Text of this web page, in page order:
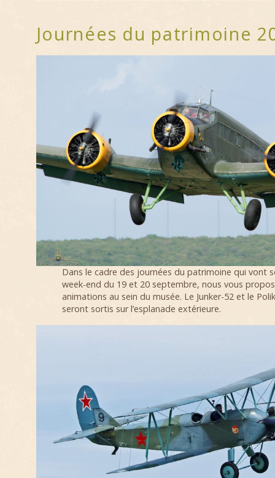
Journées du patrimoine
Dans le cadre des journées du patrimoine qui vont
week-end du 19 et 20 septembre, nous vous
animations au sein du musée. Le Junker-52 et le
seront sortis sur l’esplanade extérieure.